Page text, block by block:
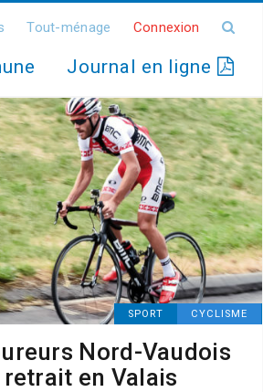
Tout-ménage Connexion
Journal en ligne
SPORT CYCLISME
Nord-Vaudois
retrait en Valais